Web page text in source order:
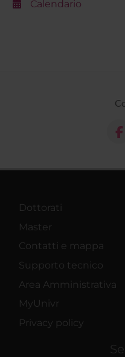
Calendario
Dottorati
Master
Contatti e mappa
Supporto tecnico
Area Amministrativa
MyUnivr
Privacy policy